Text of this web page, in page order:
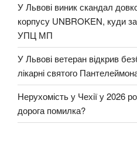
У Львові виник скандал
корпусу UNBROKEN, куди
УПЦ МП
У Львові ветеран відкрив
лікарні святого
Нерухомість у Чехії у 2026
дорога помилка?